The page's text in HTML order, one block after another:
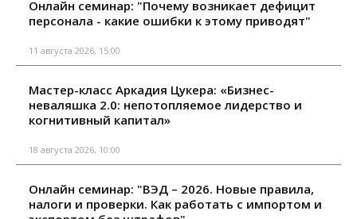
Онлайн семинар: "Почему возникает дефицит
персонала - какие ошибки к этому приводят"
11 августа 2026, 15:00
Мастер-класс Аркадия Цукера: «Бизнес-
неваляшка 2.0: непотопляемое лидерство и
когнитивный капитал»
18 августа 2026, 10:00
Онлайн семинар: "ВЭД – 2026. Новые правила,
налоги и проверки. Как работать с импортом и